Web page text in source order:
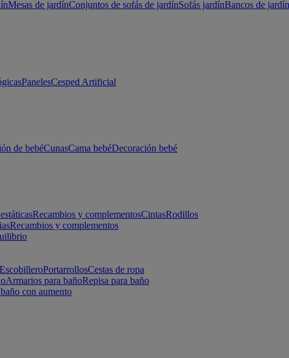
Mesas de jardínConjuntos de sofás de jardínSofás jardínBancos de jardín
PanelesCesped Artificial
de bebéCunasCama bebéDecoración bebé
Recambios y complementosCintasRodillos
Recambios y complementos
EscobilleroPortarrollosCestas de ropa
Armarios para bañoRepisa para baño
con aumento